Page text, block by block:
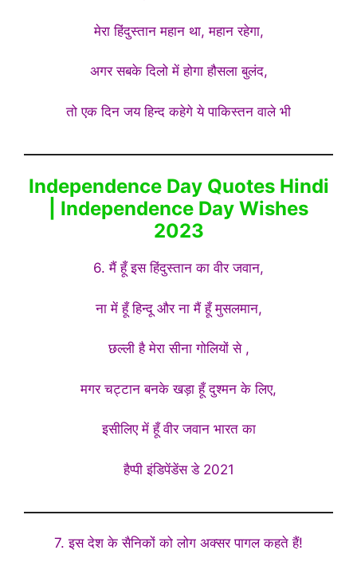
मेरा हिंदुस्तान महान था, महान रहेगा,
अगर सबके दिलो में होगा हौसला बुलंद,
तो एक दिन जय हिन्द कहेगे ये पाकिस्तन वाले भी
Independence Day Quotes Hindi
| Independence Day Wishes
2023
6. मैं हूँ इस हिंदुस्तान का वीर जवान,
ना में हूँ हिन्दू और ना मैं हूँ मुसलमान,
छल्ली है मेरा सीना गोलियों से ,
मगर चट्टान बनके खड़ा हूँ दुश्मन के लिए,
इसीलिए में हूँ वीर जवान भारत का
हैप्पी इंडिपेंडेंस डे 2021
7. इस देश के सैनिकों को लोग अक्सर पागल कहते हैं!